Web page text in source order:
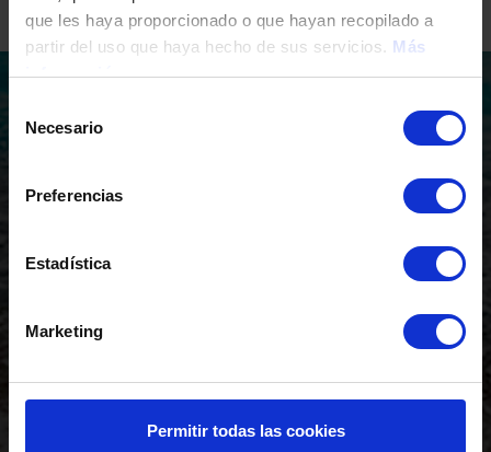
que les haya proporcionado o que hayan recopilado a
partir del uso que haya hecho de sus servicios. Más
información
Necesario
Preferencias
Estadística
Marketing
Permitir todas las cookies
Tryggt bostadsköp med TM